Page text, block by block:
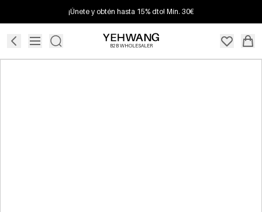
¡Únete y obtén hasta 15% dto! Mín. 30€
B2B WHOLESALER